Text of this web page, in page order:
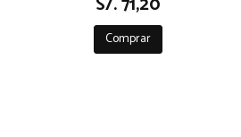
Comprar